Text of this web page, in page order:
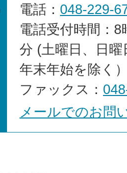
電話： 048-229-
電話受付時間：
分 (土曜日、日
年末年始を除く
ファックス：
メールでのお問